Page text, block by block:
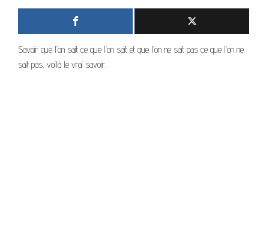
Savoir que l’on sait ce que l’on sait et que l’on ne sait pas ce que l’on ne
sait pas, voilà le vrai savoir.